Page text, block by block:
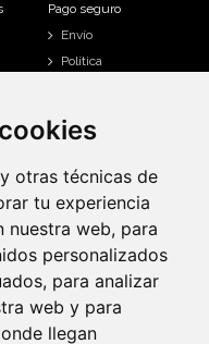
otras técnicas de
tu experiencia
nuestra web, para
personalizados
para analizar
web y para
llegan
otras técnicas de
tu experiencia
nuestra web, para
personalizados
para analizar
web y para
llegan
Pago seguro
Envío
Política
Historial de